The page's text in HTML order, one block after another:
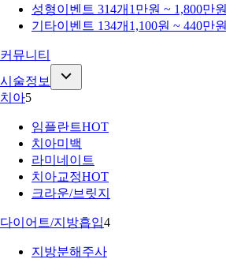
성형이벤트 314개 1만원 ~ 1,800만원
기타이벤트 134개 1,100원 ~ 440만원
커뮤니티
시술정보
치아5
임플란트HOT
치아미백
라미네이트
치아교정HOT
크라운/브릿지
다이어트/지방흡입4
지방분해주사